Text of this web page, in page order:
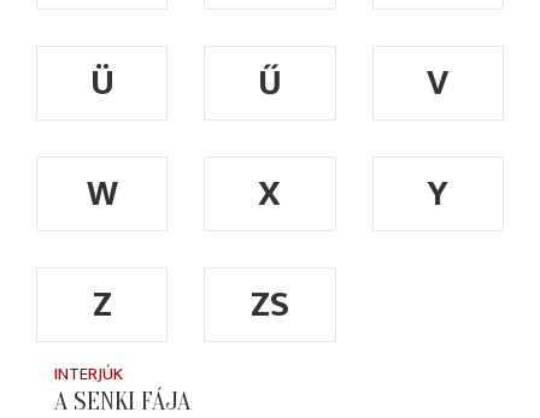
Ü
Ű
V
W
X
Y
Z
ZS
INTERJÚK
A SENKI FÁJA